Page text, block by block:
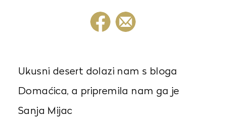
Ukusni desert dolazi nam s bloga
Domaćica, a pripremila nam ga je
Sanja Mijac